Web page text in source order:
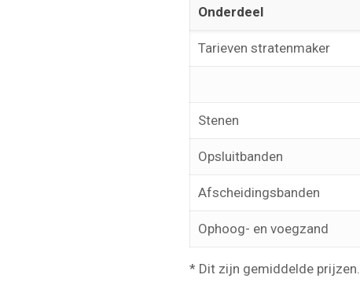
Onderdeel
Tarieven stratenmaker
Stenen
Opsluitbanden
Afscheidingsbanden
Ophoog- en voegzand
* Dit zijn gemiddelde prijzen.